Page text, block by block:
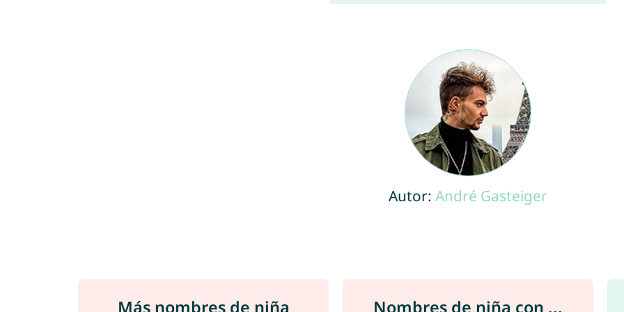
Autor: André Gasteiger
Más nombres de niña Nombres de niña con ...